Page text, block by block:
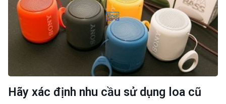
Hãy xác định nhu cầu sử dụng loa cũ